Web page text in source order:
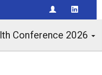
CONTACT
Conference 2026